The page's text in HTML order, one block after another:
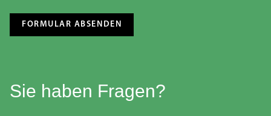
Sie haben Fragen?